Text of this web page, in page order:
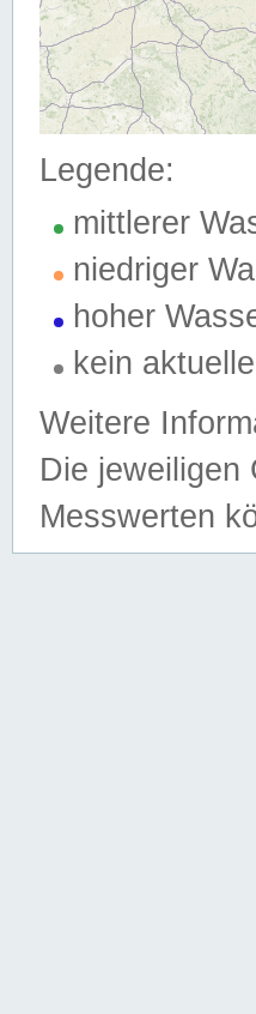
Legende:
mittlerer
niedriger
hoher
kein
Weitere
Die jeweiligen
Messwerten